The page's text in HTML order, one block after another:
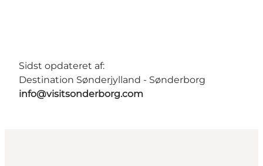
Sidst opdateret af:
Destination Sønderjylland - Sønderborg
info@visitsonderborg.com